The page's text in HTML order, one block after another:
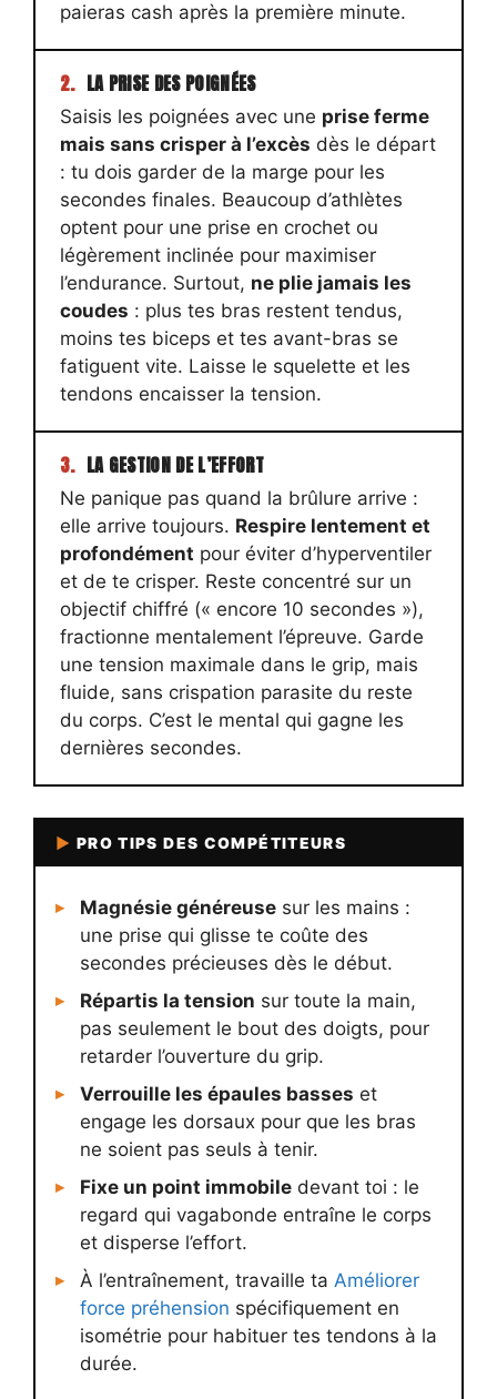
paieras cash après la première minute.
2. LA PRISE DES POIGNÉES
Saisis les poignées avec une prise ferme
mais sans crisper à l’excès dès le départ
: tu dois garder de la marge pour les
secondes finales. Beaucoup d’athlètes
optent pour une prise en crochet ou
légèrement inclinée pour maximiser
l’endurance. Surtout, ne plie jamais les
coudes : plus tes bras restent tendus,
moins tes biceps et tes avant-bras se
fatiguent vite. Laisse le squelette et les
tendons encaisser la tension.
3. LA GESTION DE L’EFFORT
Ne panique pas quand la brûlure arrive :
elle arrive toujours. Respire lentement et
profondément pour éviter d’hyperventiler
et de te crisper. Reste concentré sur un
objectif chiffré (« encore 10 secondes »),
fractionne mentalement l’épreuve. Garde
une tension maximale dans le grip, mais
fluide, sans crispation parasite du reste
du corps. C’est le mental qui gagne les
dernières secondes.
▶ PRO TIPS DES COMPÉTITEURS
Magnésie généreuse sur les mains :
une prise qui glisse te coûte des
secondes précieuses dès le début.
Répartis la tension sur toute la main,
pas seulement le bout des doigts, pour
retarder l’ouverture du grip.
Verrouille les épaules basses et
engage les dorsaux pour que les bras
ne soient pas seuls à tenir.
Fixe un point immobile devant toi : le
regard qui vagabonde entraîne le corps
et disperse l’effort.
À l’entraînement, travaille ta Améliorer
force préhension spécifiquement en
isométrie pour habituer tes tendons à la
durée.